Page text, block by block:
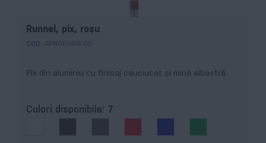
Runnel, pix, roșu
COD: AP805989-05
Pix din aluminiu cu finisaj cauciucat și mină albastră.
Culori disponibile: 7